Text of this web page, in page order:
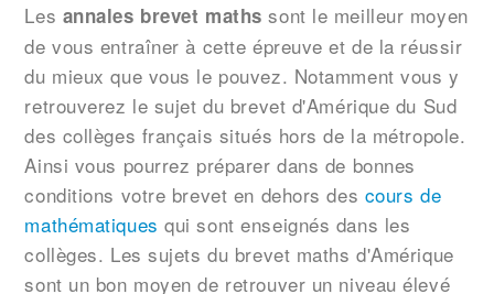
Les annales brevet maths sont le meilleur moyen
de vous entraîner à cette épreuve et de la réussir
du mieux que vous le pouvez. Notamment vous y
retrouverez le sujet du brevet d'Amérique du Sud
des collèges français situés hors de la métropole.
Ainsi vous pourrez préparer dans de bonnes
conditions votre brevet en dehors des cours de
mathématiques qui sont enseignés dans les
collèges. Les sujets du brevet maths d'Amérique
sont un bon moyen de retrouver un niveau élevé